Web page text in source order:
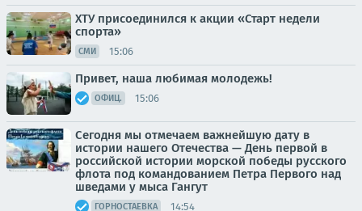
ХТУ присоединился к акции «Старт недели
спорта»
СМИ 15:06
Привет, наша любимая молодежь!
ОФИЦ. 15:06
Сегодня мы отмечаем важнейшую дату в
истории нашего Отечества — День первой в
российской истории морской победы русского
флота под командованием Петра Первого над
шведами у мыса Гангут
ГОРНОСТАЕВКА 14:54